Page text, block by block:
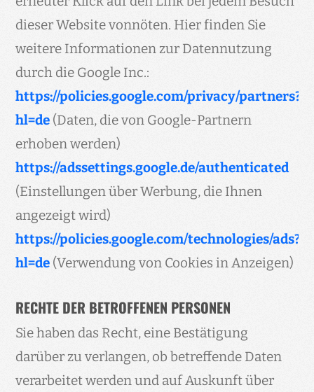
dieser Website vonnöten. Hier finden Sie
weitere Informationen zur Datennutzung
durch die Google Inc.:
https://policies.google.com/privacy/partners?
hl=de (Daten, die von Google-Partnern
erhoben werden)
https://adssettings.google.de/authenticated
(Einstellungen über Werbung, die Ihnen
angezeigt wird)
https://policies.google.com/technologies/ads?
hl=de (Verwendung von Cookies in Anzeigen)
RECHTE DER BETROFFENEN PERSONEN
Sie haben das Recht, eine Bestätigung
darüber zu verlangen, ob betreffende Daten
verarbeitet werden und auf Auskunft über